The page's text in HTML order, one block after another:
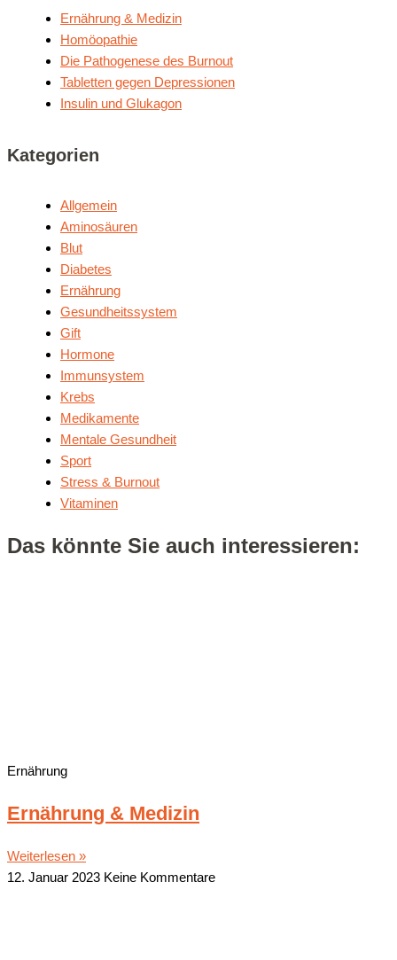
Ernäh­rung & Medizin
Homöo­pa­thie
Die Patho­ge­ne­se des Burnout
Tablet­ten gegen Depressionen
Insu­lin und Glukagon
Kate­go­rien
Allgemein
Aminosäuren
Blut
Diabetes
Ernährung
Gesundheitssystem
Gift
Hormone
Immunsystem
Krebs
Medikamente
Mentale Gesundheit
Sport
Stress & Burnout
Vitaminen
Das könnte Sie auch interessieren:
Ernährung
Ernäh­rung & Medizin
Weiterlesen »
12. Januar 2023 Keine Kommentare